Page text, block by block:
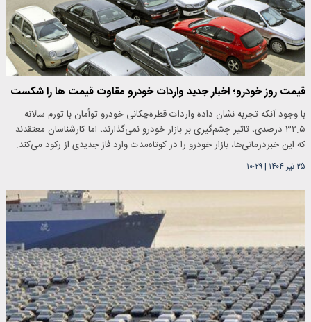
قیمت روز خودرو؛ اخبار جدید واردات خودرو مقاوت قیمت ها را شکست
با وجود آنکه تجربه نشان داده واردات قطره‌چکانی خودرو توأمان با تورم سالانه
۳۲.۵ درصدی، تاثیر چشم‌گیری بر بازار خودرو نمی‌گذارند، اما کارشناسان معتقدند
که این خبر‌درمانی‌ها، بازار خودرو را در کوتاه‌مدت وارد فاز جدیدی از رکود می‌کند.
۲۵ تیر ۱۴۰۴ |۱۰:۲۹